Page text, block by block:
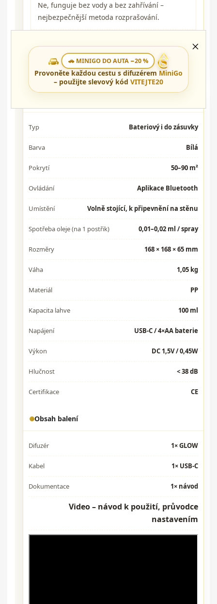
🚗 MINIGO DO AUTA −20 %
Provoněte každou cestu s difuzérem MiniGo
– použijte slevový kód VITEJTE20
Ne, funguje bez vody a bez zahřívání –
nejbezpečnější metoda rozprašování.
Jednoduše v aplikaci přes Bluetooth.
Typ Bateriový i do zásuvky
Barva Bílá
Pokrytí 50–90 m²
Ovládání Aplikace Bluetooth
Umístění Volně stojící, k připevnění na stěnu
Spotřeba oleje (na 1 postřik) 0,01–0,02 ml / spray
Rozměry 168 × 168 × 65 mm
Váha 1,05 kg
Materiál PP
Kapacita lahve 100 ml
Napájení USB-C / 4×AA baterie
Výkon DC 1,5V / 0,45W
Hlučnost < 38 dB
Certifikace CE
Obsah balení
Difuzér 1× GLOW
Kabel 1× USB-C
Dokumentace 1× návod
Video – návod k použití, průvodce
nastavením